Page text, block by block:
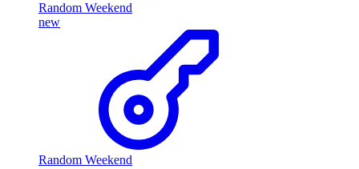
Random Weekend
new
Random Weekend